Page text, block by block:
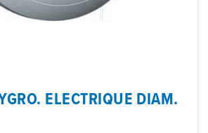
ELECTRIQUE DIAM.